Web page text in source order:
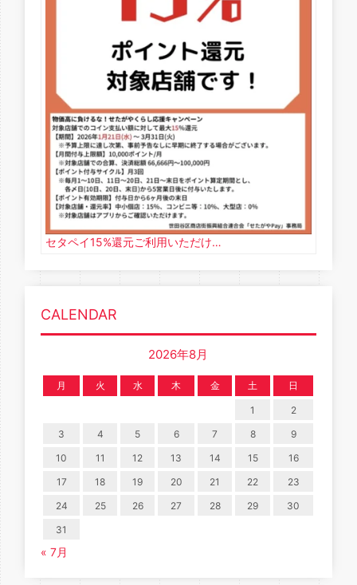
セタペイ15%還元ご利用いただけ…
CALENDAR
2026年8月
月 火 水 木 金 土 日
1
2
3
4 5 6 7 8
9
10
11 12 13 14 15
16
17
18 19 20 21 22
23
24
25 26 27 28 29
30
31
« 7月